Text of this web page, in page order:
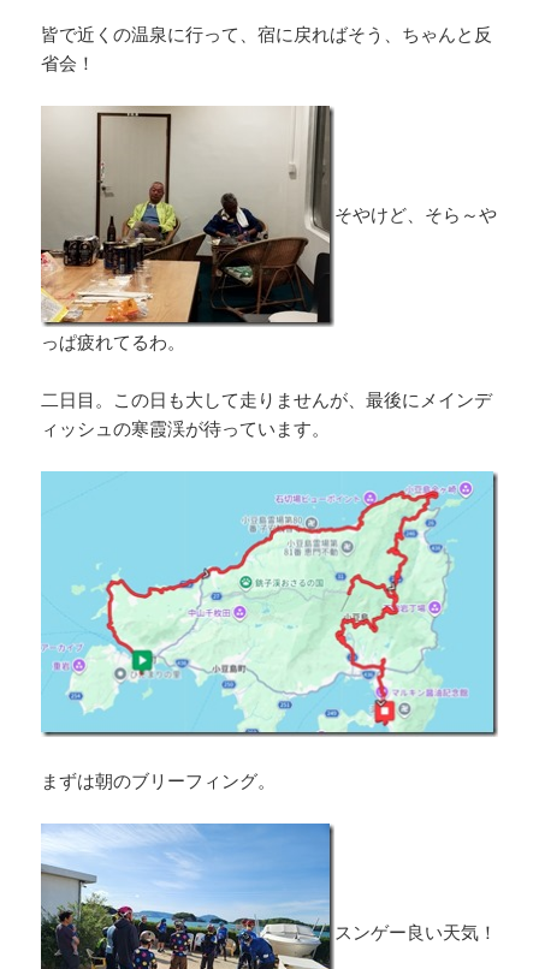
皆で近くの温泉に行って、宿に戻ればそう、ちゃんと反
省会！
そやけど、そら～や
っぱ疲れてるわ。
二日目。この日も大して走りませんが、最後にメインデ
ィッシュの寒霞渓が待っています。
まずは朝のブリーフィング。
スンゲー良い天気！